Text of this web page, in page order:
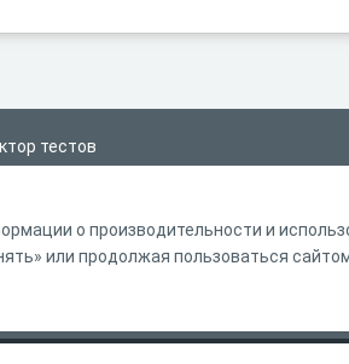
тестов
кроссвордов
о производительности и
или продолжая пользоваться